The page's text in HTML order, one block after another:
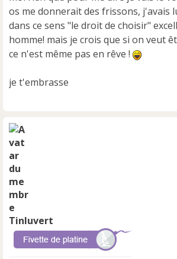
os me donnerait des frissons, j'avais
dans ce sens "le droit de choisir"
homme! mais je crois que si on veut
ce n'est même pas en rêve !
je t'embrasse
Tinluvert